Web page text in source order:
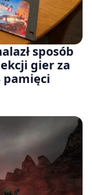
sposób
gier za
pamięci